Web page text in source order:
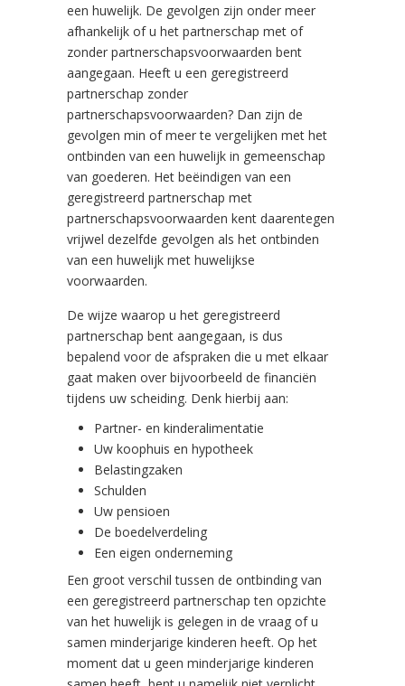
een huwelijk. De gevolgen zijn onder meer
afhankelijk of u het partnerschap met of
zonder partnerschapsvoorwaarden bent
aangegaan. Heeft u een geregistreerd
partnerschap zonder
partnerschapsvoorwaarden? Dan zijn de
gevolgen min of meer te vergelijken met het
ontbinden van een huwelijk in gemeenschap
van goederen. Het beëindigen van een
geregistreerd partnerschap met
partnerschapsvoorwaarden kent daarentegen
vrijwel dezelfde gevolgen als het ontbinden
van een huwelijk met huwelijkse
voorwaarden.
De wijze waarop u het geregistreerd
partnerschap bent aangegaan, is dus
bepalend voor de afspraken die u met elkaar
gaat maken over bijvoorbeeld de financiën
tijdens uw scheiding. Denk hierbij aan:
Partner- en kinderalimentatie
Uw koophuis en hypotheek
Belastingzaken
Schulden
Uw pensioen
De boedelverdeling
Een eigen onderneming
Een groot verschil tussen de ontbinding van
een geregistreerd partnerschap ten opzichte
van het huwelijk is gelegen in de vraag of u
samen minderjarige kinderen heeft. Op het
moment dat u geen minderjarige kinderen